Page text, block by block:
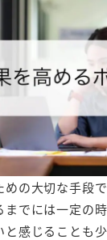
めの大切な手段
でには一定の時
感じることも